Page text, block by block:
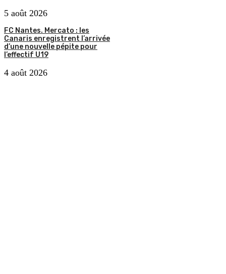
5 août 2026
FC Nantes. Mercato : les
Canaris enregistrent l’arrivée
d’une nouvelle pépite pour
l’effectif U19
4 août 2026